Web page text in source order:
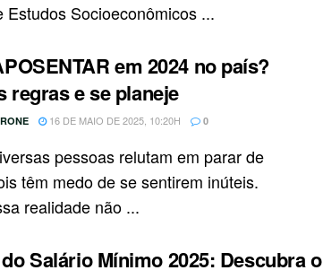
Estudos Socioeconômicos ...
em 2024 no país?
regras e se planeje
16 DE MAIO DE 2025, 10:20H 0
pessoas relutam em parar de
têm medo de se sentirem inúteis.
realidade não ...
Salário Mínimo 2025: Descubra o